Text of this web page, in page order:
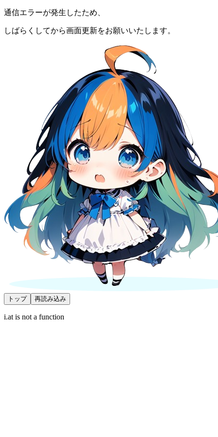
通信エラーが発生したため、
しばらくしてから画面更新をお願いいたします。
トップ 再読み込み
i.at is not a function